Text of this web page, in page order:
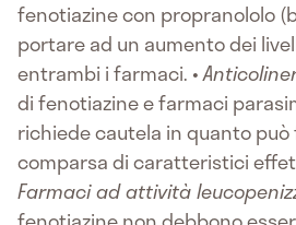
fenotiazine con propranololo
portare ad un aumento dei
entrambi i farmaci. •
di fenotiazine e farmaci
richiede cautela in quanto può
comparsa di caratteristici
Farmaci ad attività